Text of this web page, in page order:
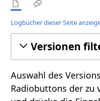
Logbücher dieser Seite
Versionen
Auswahl des
Radiobuttons der zu